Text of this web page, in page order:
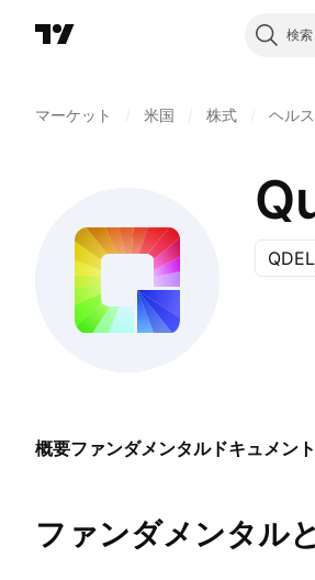
検索
マーケット 米国 株式 ヘル
QDEL
概要ファンダメンタルドキュメント
ファンダメンタル